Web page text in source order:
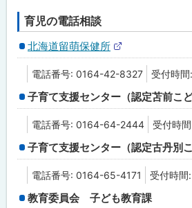
育児の電話相談
北海道留萌保健所
外
部
サ
ト
電話番号: 0164-42-8327 受付時
子育て支援センター（認定苫前こど
電話番号: 0164-64-2444 受付時
子育て支援センター（認定古丹別こ
電話番号: 0164-65-4171 受付時
教育委員会 子ども教育課